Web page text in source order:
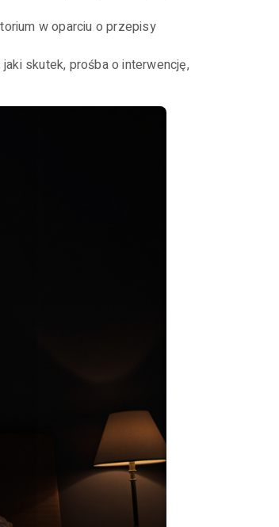
w oparciu o przepisy
skutek, prośba o interwencję,